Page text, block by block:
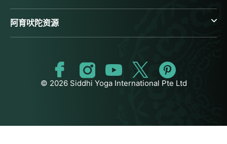
阿育吠陀资源
© 2026 Siddhi Yoga International Pte Ltd